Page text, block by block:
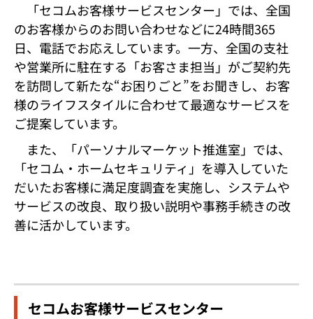
「セコムお客様サービスセンター」では、全国
のお客様からのお問い合わせなどに24時間365
日、電話でお応えしています。一方、全国の支社
や営業所に駐在する「お客さま担当」がご契約先
を訪問して新たな“お困りごと”をお聞きし、お客
様のライフスタイルに合わせて最適なサービスを
ご提案しています。
また、「パーソナルマーケット推進室」では、
「セコム・ホームセキュリティ」を導入していた
だいたお客様に満足度調査を実施し、システムや
サービスの改良、取り扱い説明や事務手続きの改
善に活かしています。
セコムお客様サービスセンター